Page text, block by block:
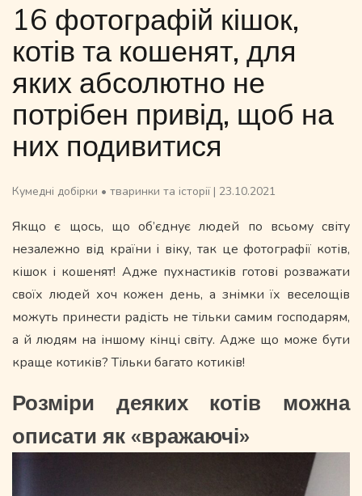
16 фотографій кішок,
котів та кошенят, для
яких абсолютно не
потрібен привід, щоб на
них подивитися
Кумедні добірки • тваринки та історії | 23.10.2021
Якщо є щось, що об’єднує людей по всьому світу
незалежно від країни і віку, так це фотографії котів,
кішок і кошенят! Адже пухнастиків готові розважати
своїх людей хоч кожен день, а знімки їх веселощів
можуть принести радість не тільки самим господарям,
а й людям на іншому кінці світу. Адже що може бути
краще котиків? Тільки багато котиків!
Розміри деяких котів можна
описати як «вражаючі»